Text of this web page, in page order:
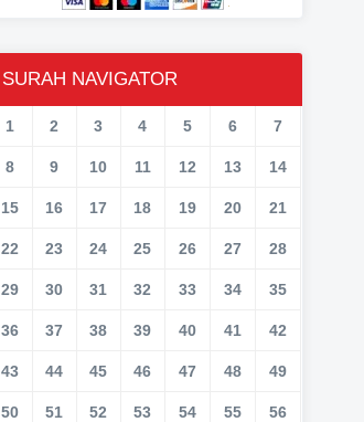
SURAH NAVIGATOR
1 2 3 4 5 6 7
8 9 10 11 12 13 14
15 16 17 18 19 20 21
22 23 24 25 26 27 28
29 30 31 32 33 34 35
36 37 38 39 40 41 42
43 44 45 46 47 48 49
50 51 52 53 54 55 56